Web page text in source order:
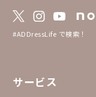
#ADDressLife で検索！
サービス